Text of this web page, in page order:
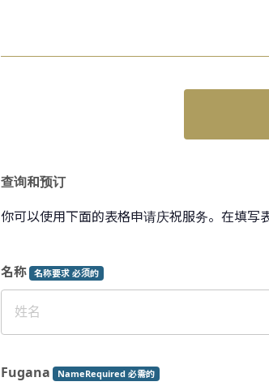
查询和预订
你可以使用下面的表格申请庆祝服务。在填写
名称 名称要求 必须的
Fugana NameRequired 必需的